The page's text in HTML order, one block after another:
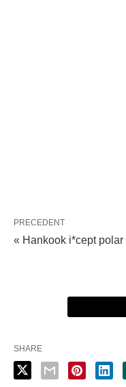
PRECEDENT
« Hankook i*cept
SHARE